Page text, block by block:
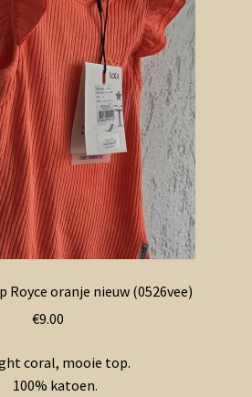
Royce oranje nieuw (0526vee)
€9.00
coral, mooie top.
100% katoen.